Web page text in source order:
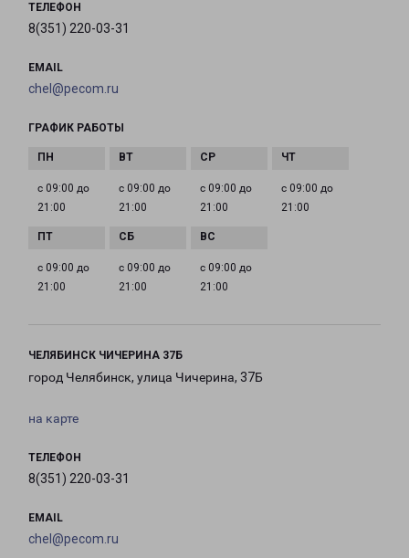
ТЕЛЕФОН
8(351) 220-03-31
EMAIL
chel@pecom.ru
ГРАФИК РАБОТЫ
с 09:00 до
21:00
с 09:00 до
21:00
с 09:00 до
21:00
с 09:00 до
21:00
с 09:00 до
21:00
с 09:00 до
21:00
с 09:00 до
21:00
ЧЕЛЯБИНСК ЧИЧЕРИНА 37Б
город Челябинск, улица Чичерина, 37Б
на карте
ТЕЛЕФОН
8(351) 220-03-31
EMAIL
chel@pecom.ru